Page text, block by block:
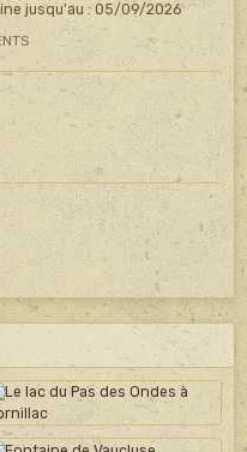
jusqu'au : 05/09/2026